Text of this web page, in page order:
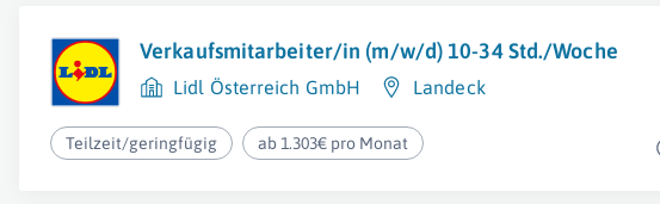
Verkaufsmitarbeiter/in (m/w/d) 10-34 Std./Woche
Lidl Österreich GmbH Landeck
Teilzeit/geringfügig ab 1.303€ pro Monat